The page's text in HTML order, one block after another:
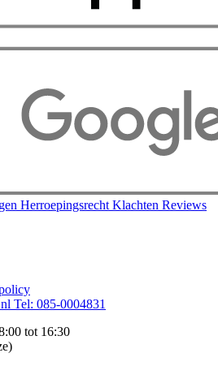
Herroepingsrecht Klachten Reviews
Tel: 085-0004831
tot 16:30